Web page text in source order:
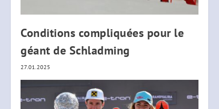
Conditions compliquées pour le
géant de Schladming
27.01.2025